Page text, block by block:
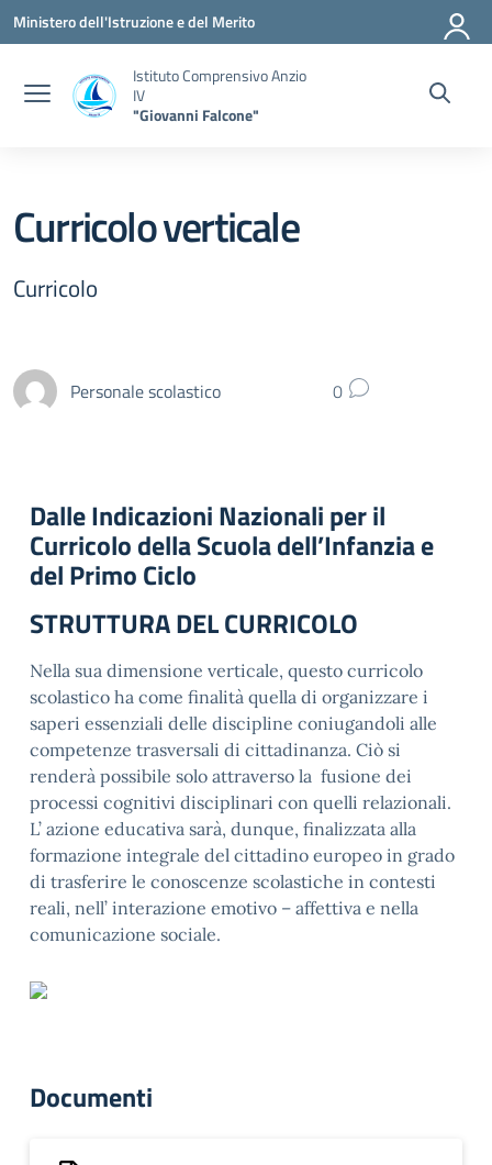
Vai ai contenuti
Vai al menu di navigazione
Vai al footer
Ministero dell'Istruzione e del Merito
Istituto Comprensivo Anzio
IV
"Giovanni Falcone"
Curricolo verticale
Curricolo
Personale scolastico 0
Dalle Indicazioni Nazionali per il
Curricolo della Scuola dell’Infanzia e
del Primo Ciclo
STRUTTURA DEL CURRICOLO
Nella sua dimensione verticale, questo curricolo
scolastico ha come finalità quella di organizzare i
saperi essenziali delle discipline coniugandoli alle
competenze trasversali di cittadinanza. Ciò si
renderà possibile solo attraverso la fusione dei
processi cognitivi disciplinari con quelli relazionali.
L’ azione educativa sarà, dunque, finalizzata alla
formazione integrale del cittadino europeo in grado
di trasferire le conoscenze scolastiche in contesti
reali, nell’ interazione emotivo – affettiva e nella
comunicazione sociale.
Documenti